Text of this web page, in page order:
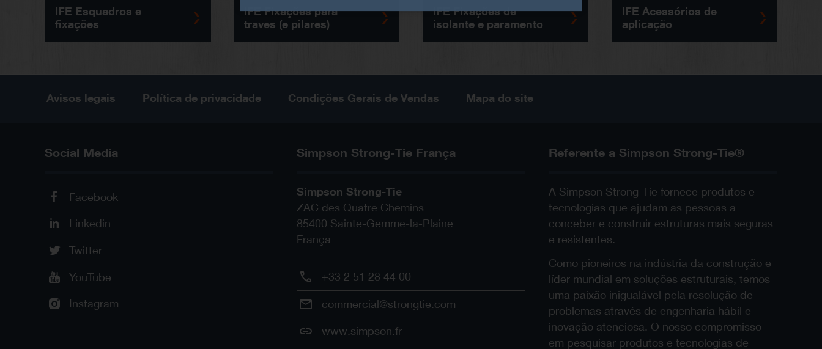
IFE Esquadros e
fixações
IFE Fixações para
traves (e pilares)
IFE Fixações de
isolante e paramento
IFE Acessórios de
aplicação
Avisos legais Política de privacidade Condições Gerais de Vendas Mapa do site
Referente a Simpson Strong-Tie®
A Simpson Strong-Tie fornece produtos e
tecnologias que ajudam as pessoas a
conceber e construir estruturas mais seguras
e resistentes.
Como pioneiros na indústria da construção e
líder mundial em soluções estruturais, temos
uma paixão inigualável pela resolução de
problemas através de engenharia hábil e
inovação atenciosa. O nosso compromisso
em pesquisar produtos e tecnologias de
Simpson Strong-Tie França
Simpson Strong-Tie
ZAC des Quatre Chemins
85400 Sainte-Gemme-la-Plaine
França
+33 2 51 28 44 00
commercial@strongtie.com
www.simpson.fr
Social Media
Facebook
Linkedin
Twitter
YouTube
Instagram